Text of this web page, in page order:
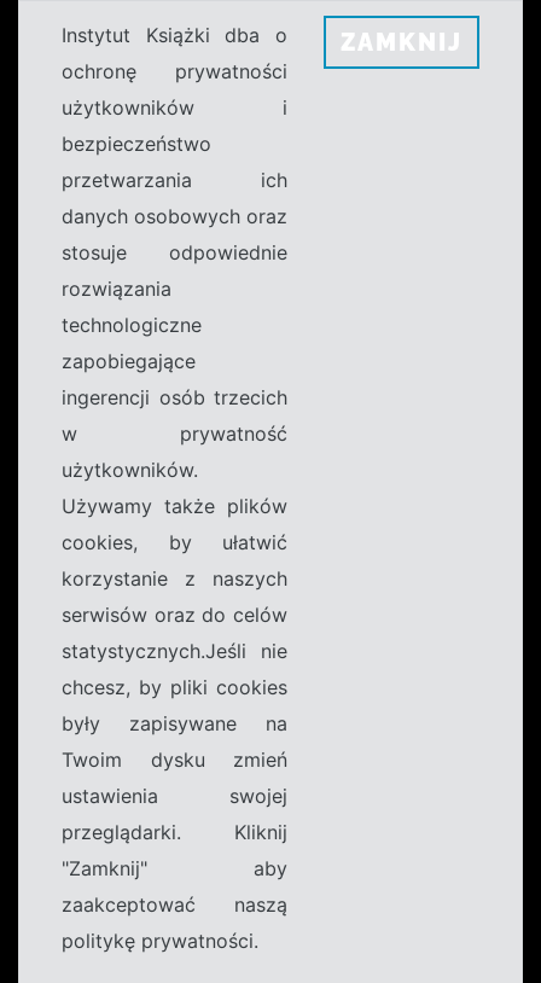
Instytut Książki dba o
ochronę prywatności
użytkowników i
bezpieczeństwo
przetwarzania ich
danych osobowych oraz
stosuje odpowiednie
rozwiązania
technologiczne
zapobiegające
ingerencji osób trzecich
w prywatność
użytkowników.
Używamy także plików
cookies, by ułatwić
korzystanie z naszych
serwisów oraz do celów
statystycznych.Jeśli nie
chcesz, by pliki cookies
były zapisywane na
Twoim dysku zmień
ustawienia swojej
przeglądarki. Kliknij
"Zamknij" aby
zaakceptować naszą
politykę prywatności.
ZAMKNIJ